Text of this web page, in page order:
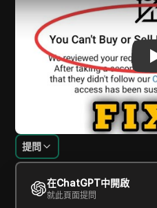
內容介紹
提問
在ChatGPT中開啟
就此頁面提問
這段視頻提供了逐步教程，教
購買或出售物品」的錯誤。 它